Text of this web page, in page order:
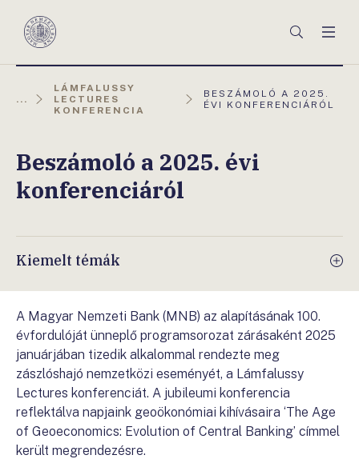
Magyar
Keresés
...
LÁMFALUSSY
LECTURES
KONFERENCIA
AKTUÁLIS
OLDAL:
BESZÁMOLÓ A 2025.
ÉVI KONFERENCIÁRÓL
Beszámoló a 2025. évi
konferenciáról
Kiemelt témák
A Magyar Nemzeti Bank (MNB) az alapításának 100.
évfordulóját ünneplő programsorozat zárásaként 2025
januárjában tizedik alkalommal rendezte meg
zászlóshajó nemzetközi eseményét, a Lámfalussy
Lectures konferenciát. A jubileumi konferencia
reflektálva napjaink geoökonómiai kihívásaira ‘The Age
of Geoeconomics: Evolution of Central Banking’ címmel
került megrendezésre.